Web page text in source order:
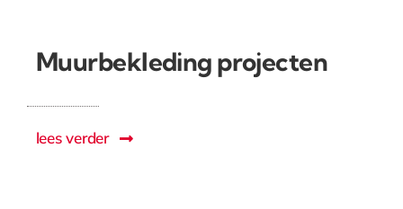
Muurbekleding projecten
lees verder